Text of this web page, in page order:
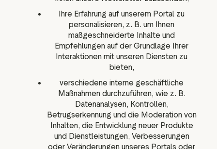
Ihre Erfahrung auf unserem Portal zu
personalisieren, z. B. um Ihnen
maßgeschneiderte Inhalte und
Empfehlungen auf der Grundlage Ihrer
Interaktionen mit unseren Diensten zu
bieten,
verschiedene interne geschäftliche
Maßnahmen durchzuführen, wie z. B.
Datenanalysen, Kontrollen,
Betrugserkennung und die Moderation von
Inhalten, die Entwicklung neuer Produkte
und Dienstleistungen, Verbesserungen
oder Veränderungen unseres Portals oder